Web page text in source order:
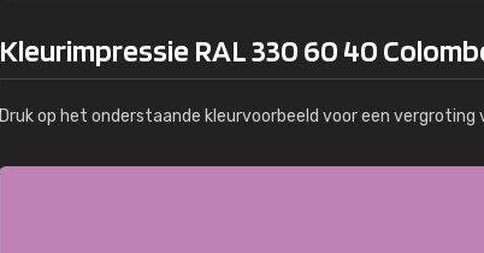
Kleurimpressie RAL 330 60 40
Druk op het onderstaande kleurvoorbeeld voor een vergroting